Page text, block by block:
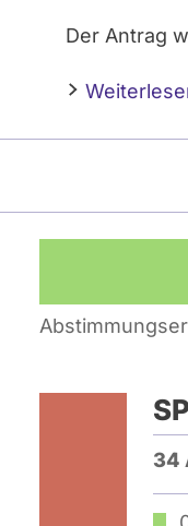
Der Antrag
34